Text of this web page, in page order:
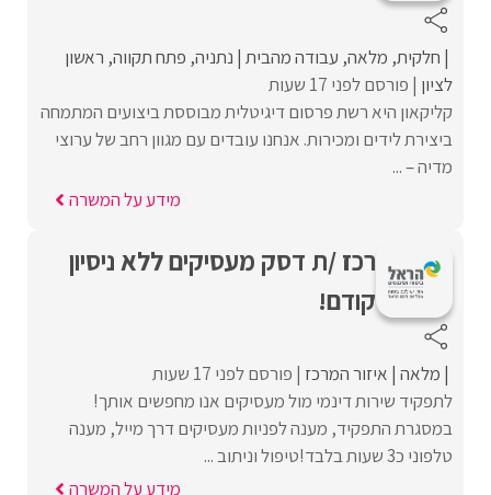
חלקית מלאה עבודה מהבית נתניה פתח תקווה ראשון
לציון פורסם לפני 17 שעות
קליקאון היא רשת פרסום דיגיטלית מבוססת ביצועים המתמחה
ביצירת לידים ומכירות. אנחנו עובדים עם מגוון רחב של ערוצי
מדיה – ...
מידע על המשרה
רכז /ת דסק מעסיקים ללא ניסיון
קודם!
מלאה איזור המרכז פורסם לפני 17 שעות
לתפקיד שירות דינמי מול מעסיקים אנו מחפשים אותך!
במסגרת התפקיד, מענה לפניות מעסיקים דרך מייל, מענה
טלפוני כ3 שעות בלבד!טיפול וניתוב ...
מידע על המשרה